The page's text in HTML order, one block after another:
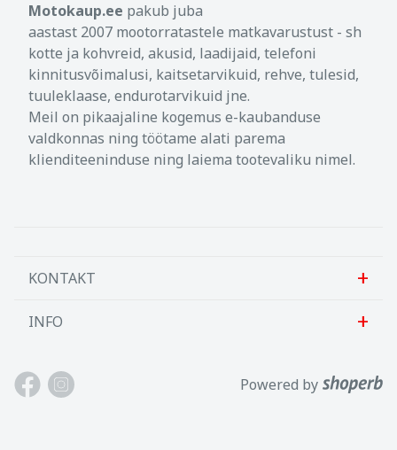
Motokaup.ee pakub juba
aastast 2007 mootorratastele matkavarustust - sh
kotte ja kohvreid, akusid, laadijaid, telefoni
kinnitusvõimalusi, kaitsetarvikuid, rehve, tulesid,
tuuleklaase, endurotarvikuid jne.
Meil on pikaajaline kogemus e-kaubanduse
valdkonnas ning töötame alati parema
klienditeeninduse ning laiema tootevaliku nimel.
KONTAKT
Sanlab OÜ
Harjumaa, 75312, Eesti
INFO
Meist
Kontakt
Powered by